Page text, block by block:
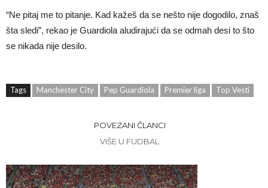
“Ne pitaj me to pitanje. Kad kažeš da se nešto nije dogodilo, znaš
šta sledi”, rekao je Guardiola aludirajući da se odmah desi to što
se nikada nije desilo.
Tags Manchester City Pep Guardiola Premier liga Top Vesti
POVEZANI ČLANCI
VIŠE U FUDBAL